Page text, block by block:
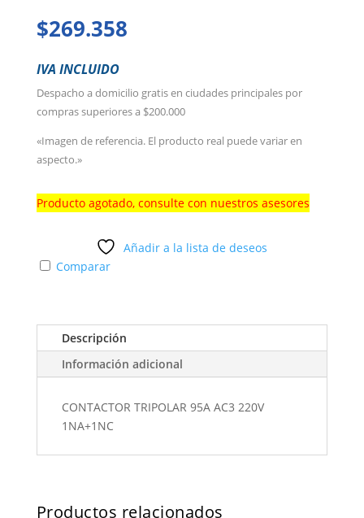
$269.358
IVA INCLUIDO
Despacho a domicilio gratis en ciudades principales por
compras superiores a $200.000
«Imagen de referencia. El producto real puede variar en
aspecto.»
Producto agotado, consulte con nuestros asesores
Añadir a la lista de deseos
Comparar
Descripción
Información adicional
CONTACTOR TRIPOLAR 95A AC3 220V
1NA+1NC
Productos relacionados